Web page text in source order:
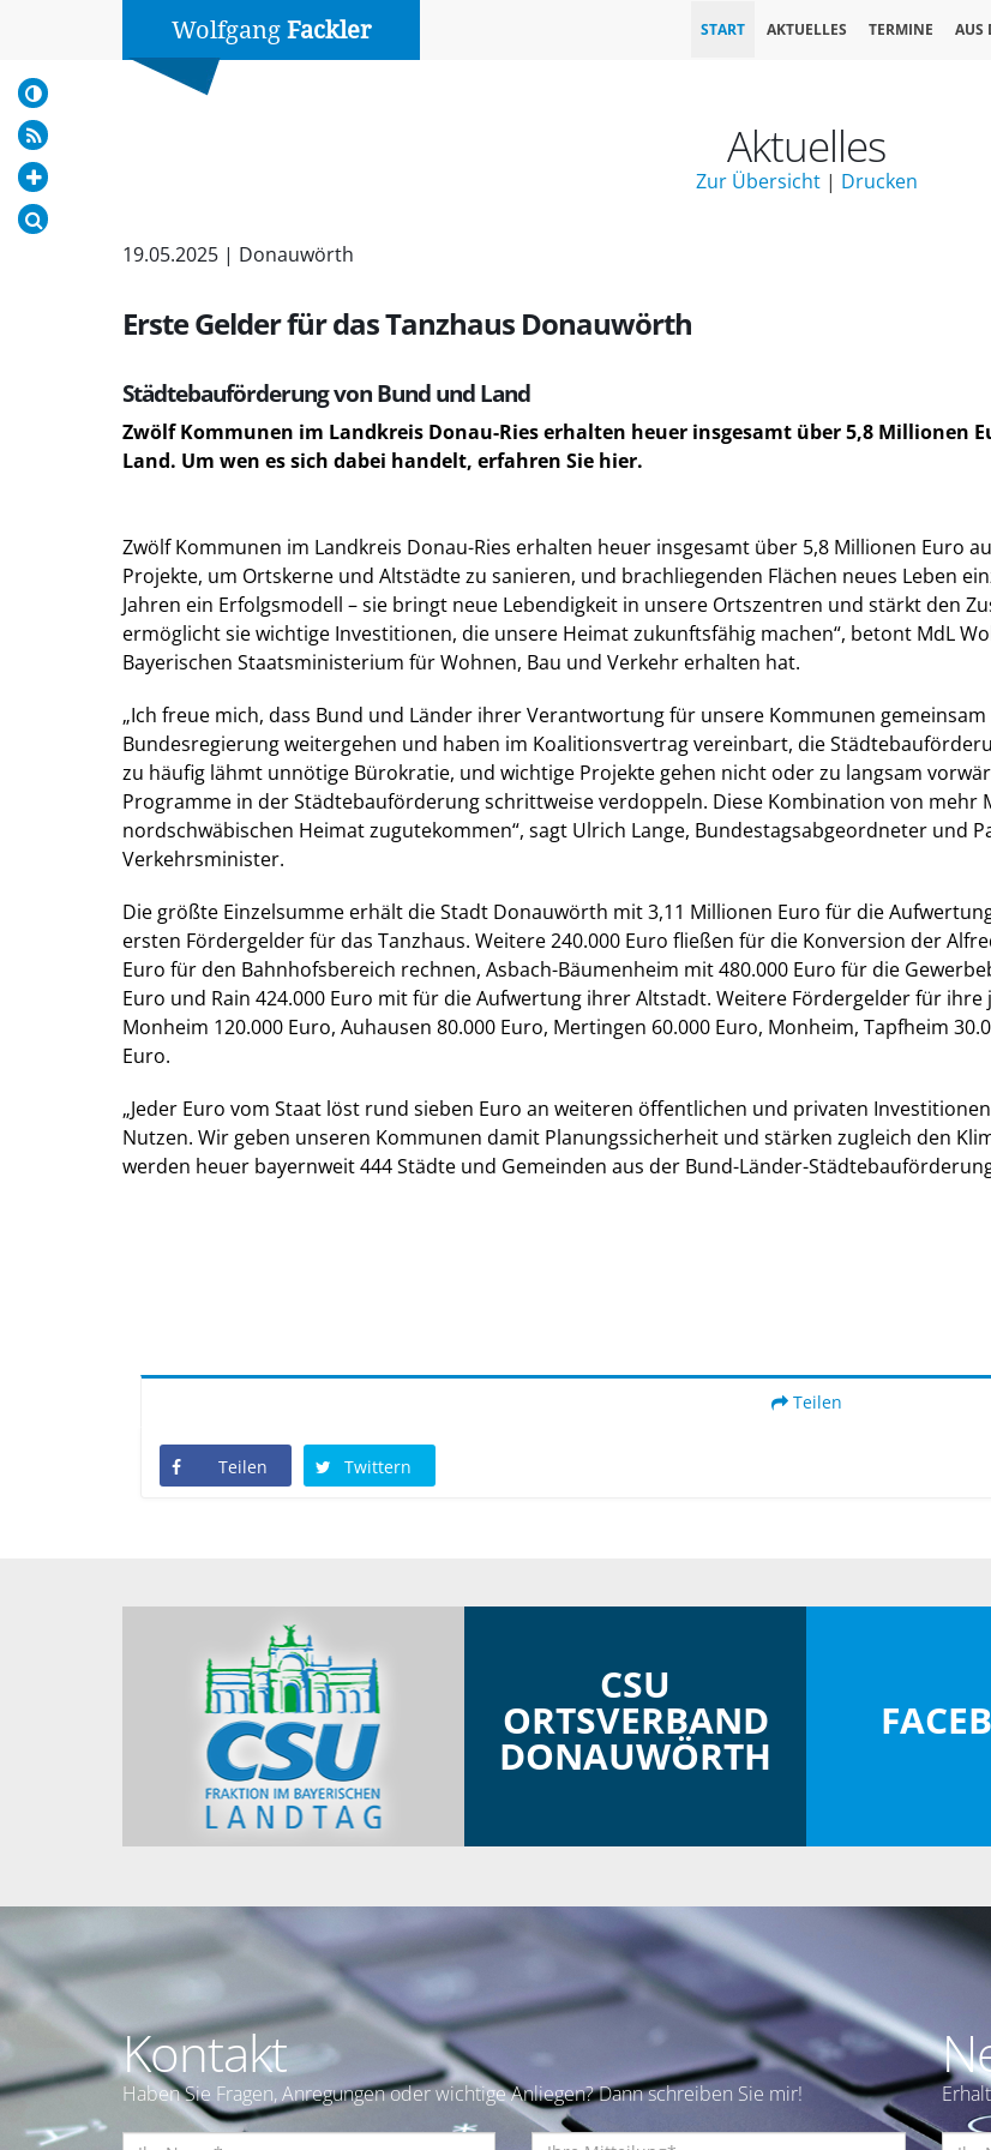
Wolfgang Fackler START AKTUELLES TERMINE AUS
Aktuelles
Zur Übersicht| Drucken
19.05.2025 | Donauwörth
Erste Gelder für das Tanzhaus Donauwörth
Städtebauförderung von Bund und Land
Zwölf Kommunen im Landkreis Donau-Ries erhalten heuer insgesamt über 5,8 Millionen
Land. Um wen es sich dabei handelt, erfahren Sie hier.
Zwölf Kommunen im Landkreis Donau-Ries erhalten heuer insgesamt über 5,8 Millionen Euro
Projekte, um Ortskerne und Altstädte zu sanieren, und brachliegenden Flächen neues Leben
Jahren ein Erfolgsmodell – sie bringt neue Lebendigkeit in unsere Ortszentren und stärkt den
ermöglicht sie wichtige Investitionen, die unsere Heimat zukunftsfähig machen“, betont MdL
Bayerischen Staatsministerium für Wohnen, Bau und Verkehr erhalten hat.
Ich freue mich, dass Bund und Länder ihrer Verantwortung für unsere Kommunen
Bundesregierung weitergehen und haben im Koalitionsvertrag vereinbart, die
zu häufig lähmt unnötige Bürokratie, und wichtige Projekte gehen nicht oder zu langsam
Programme in der Städtebauförderung schrittweise verdoppeln. Diese Kombination von
nordschwäbischen Heimat zugutekommen“, sagt Ulrich Lange, Bundestagsabgeordneter und
Verkehrsminister.
Die größte Einzelsumme erhält die Stadt Donauwörth mit 3,11 Millionen Euro für die
ersten Fördergelder für das Tanzhaus. Weitere 240.000 Euro fließen für die Konversion der
Euro für den Bahnhofsbereich rechnen, Asbach-Bäumenheim mit 480.000 Euro für die
Euro und Rain 424.000 Euro mit für die Aufwertung ihrer Altstadt. Weitere Fördergelder für
Monheim 120.000 Euro, Auhausen 80.000 Euro, Mertingen 60.000 Euro, Monheim, Tapfheim
Euro.
Jeder Euro vom Staat löst rund sieben Euro an weiteren öffentlichen und privaten
Nutzen. Wir geben unseren Kommunen damit Planungssicherheit und stärken zugleich den
werden heuer bayernweit 444 Städte und Gemeinden aus der Bund-Länder-
Teilen
Teilen Twittern
CSU
ORTSVERBAND
DONAUWÖRTH
Kontakt
Haben Sie Fragen, Anregungen oder wichtige Anliegen? Dann schreiben Sie mir!